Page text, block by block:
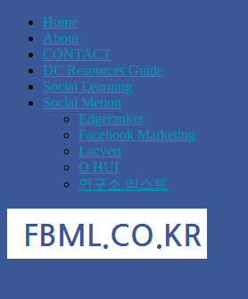
Home
About
CONTACT
DC Resources Guide
Social Learning
Social Metion
Edgeranker
Facebook Marketing
Lacvert
O HUI
연구소 리스트